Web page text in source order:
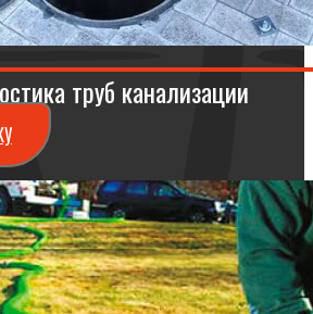
труб канализации